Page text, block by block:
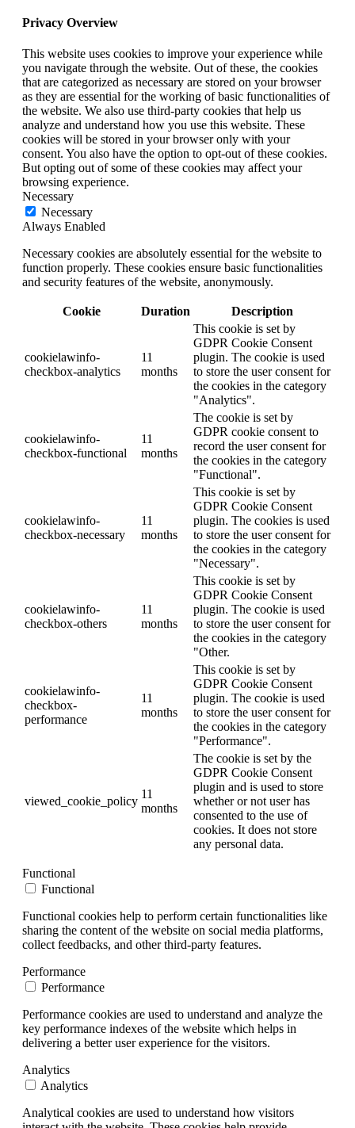
Privacy Overview
This website uses cookies to improve your experience while
you navigate through the website. Out of these, the cookies
that are categorized as necessary are stored on your browser
as they are essential for the working of basic functionalities of
the website. We also use third-party cookies that help us
analyze and understand how you use this website. These
cookies will be stored in your browser only with your
consent. You also have the option to opt-out of these cookies.
But opting out of some of these cookies may affect your
browsing experience.
Necessary
Necessary
Always Enabled
Necessary cookies are absolutely essential for the website to
function properly. These cookies ensure basic functionalities
and security features of the website, anonymously.
Cookie Duration Description
cookielawinfo-
checkbox-analytics
11
months
This cookie is set by
GDPR Cookie Consent
plugin. The cookie is used
to store the user consent for
the cookies in the category
"Analytics".
cookielawinfo-
checkbox-functional
11
months
The cookie is set by
GDPR cookie consent to
record the user consent for
the cookies in the category
"Functional".
cookielawinfo-
checkbox-necessary
11
months
This cookie is set by
GDPR Cookie Consent
plugin. The cookies is used
to store the user consent for
the cookies in the category
"Necessary".
cookielawinfo-
checkbox-others
11
months
This cookie is set by
GDPR Cookie Consent
plugin. The cookie is used
to store the user consent for
the cookies in the category
"Other.
cookielawinfo-
checkbox-
performance
11
months
This cookie is set by
GDPR Cookie Consent
plugin. The cookie is used
to store the user consent for
the cookies in the category
"Performance".
viewed_cookie_policy
11
months
The cookie is set by the
GDPR Cookie Consent
plugin and is used to store
whether or not user has
consented to the use of
cookies. It does not store
any personal data.
Functional
Functional
Functional cookies help to perform certain functionalities like
sharing the content of the website on social media platforms,
collect feedbacks, and other third-party features.
Performance
Performance
Performance cookies are used to understand and analyze the
key performance indexes of the website which helps in
delivering a better user experience for the visitors.
Analytics
Analytics
Analytical cookies are used to understand how visitors